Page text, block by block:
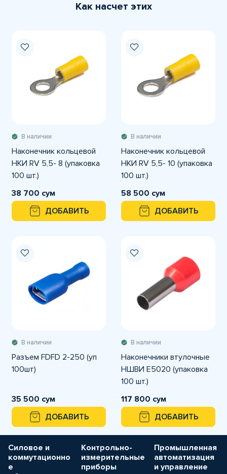
Как насчет этих
В наличии
Наконечник кольцевой
НКИ RV 5,5- 8 (упаковка
100 шт.)
38 700 сум
ДОБАВИТЬ
В наличии
Наконечник кольцевой
НКИ RV 5,5- 10 (упаковка
100 шт.)
58 500 сум
ДОБАВИТЬ
В наличии
Разъем FDFD 2-250 (уп
100шт)
35 500 сум
ДОБАВИТЬ
В наличии
Наконечники втулочные
НШВИ E5020 (упаковка
100 шт.)
117 800 сум
ДОБАВИТЬ
Силовое и
коммутационно
е
Контрольно-
измерительные
приборы
Промышленная
автоматизация
и управление